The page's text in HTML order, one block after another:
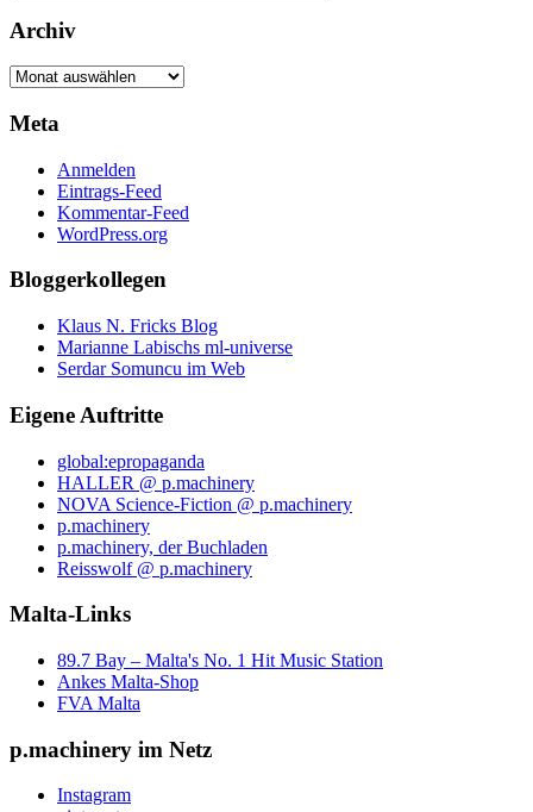
Archiv
Archiv
Meta
Anmelden
Eintrags-Feed
Kommentar-Feed
WordPress.org
Bloggerkollegen
Klaus N. Fricks Blog
Marianne Labischs ml-universe
Serdar Somuncu im Web
Eigene Auftritte
global:epropaganda
HALLER @ p.machinery
NOVA Science-Fiction @ p.machinery
p.machinery
p.machinery, der Buchladen
Reisswolf @ p.machinery
Malta-Links
89.7 Bay – Malta's No. 1 Hit Music Station
Ankes Malta-Shop
FVA Malta
p.machinery im Netz
Instagram